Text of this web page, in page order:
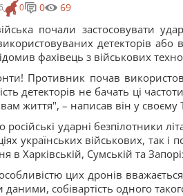
0 0 69
почали застосовувати
детекторів
фахівець з військових
Противник почав
детекторів не бачать ці
життя", – написав він у своєму
російські ударні безпілотники
українських військових, так
в Харківській, Сумській та
цих дронів
даними, собівартість одного